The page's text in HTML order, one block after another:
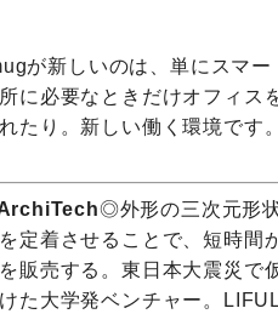
が新しいのは、単にスマ
に必要なときだけオフィス
たり。新しい働く環境です。
◎外形の三次元形
定着させることで、短時間
販売する。東日本大震災で
た大学発ベンチャー。